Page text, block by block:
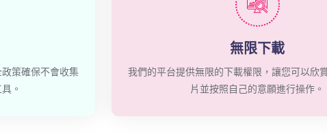
策確保不會收集
。
無限下載
我們的平台提供無限的下載權限，讓您可以欣
片並按照自己的意願進行操作。